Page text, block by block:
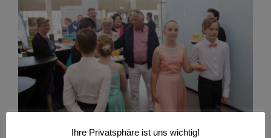
Ihre Privatsphäre ist uns wichtig!